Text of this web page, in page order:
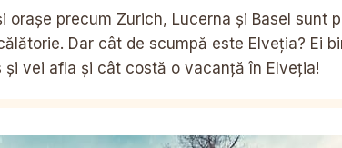
orașe precum Zurich, Lucerna și Basel sunt
Dar cât de scumpă este Elveția? Ei
și vei afla și cât costă o vacanță în Elveția!